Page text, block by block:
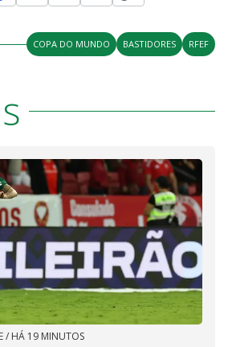
COPA DO MUNDO BASTIDORES RFEF
/ HÁ 19 MINUTOS